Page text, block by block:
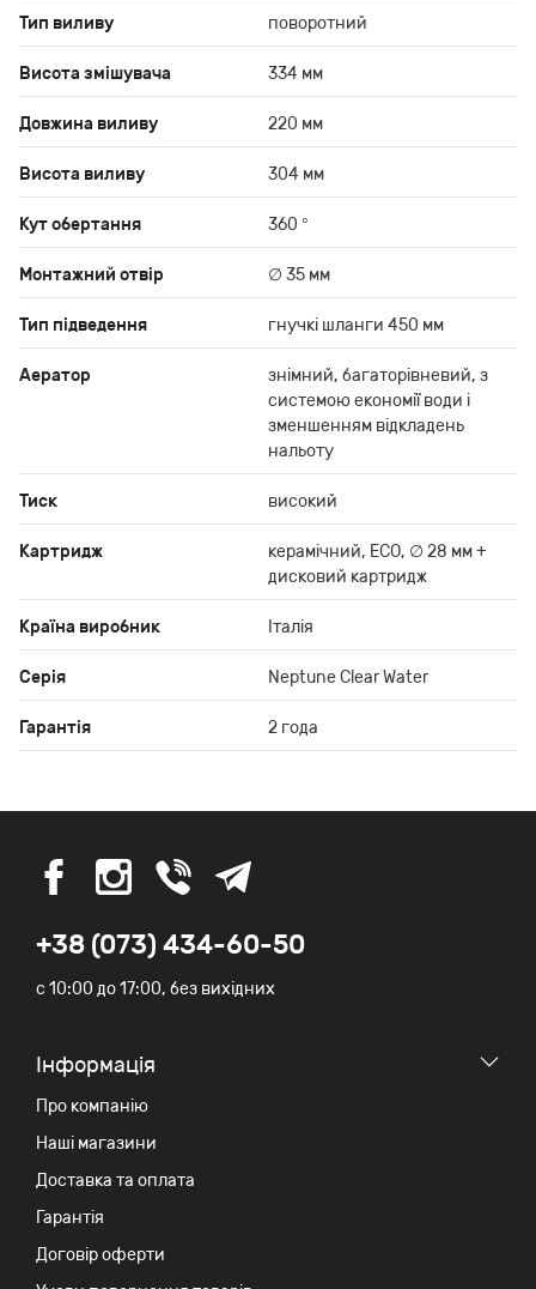
Тип виливу поворотний
Висота змішувача 334 мм
Довжина виливу 220 мм
Висота виливу 304 мм
Кут обертання 360 °
Монтажний отвір ∅ 35 мм
Тип підведення гнучкі шланги 450 мм
Аератор
знімний, багаторівневий, з
системою економії води і
зменшенням відкладень
нальоту
Тиск високий
Картридж
керамічний, ЕСО, ∅ 28 мм +
дисковий картридж
Країна виробник Італія
Серія Neptune Clear Water
Гарантія 2 года
+38 (073) 434-60-50
c 10:00 до 17:00, без вихідних
Iнформація
Про компанію
Наші магазини
Доставка та оплата
Гарантія
Договір оферти